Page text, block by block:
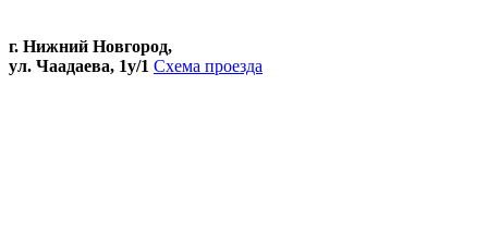
г. Нижний Новгород,
ул. Чаадаева, 1у/1 Схема проезда